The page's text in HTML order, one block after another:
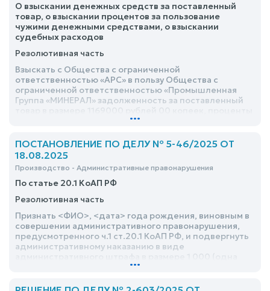
О взыскании денежных средств за поставленный
товар, о взыскании процентов за пользование
чужими денежными средствами, о взыскании
судебных расходов
Резолютивная часть
Взыскать с Общества с ограниченной
ответственностью «АРС» в пользу Общества с
ограниченной ответственностью «Промышленная
Группа «МИНЕРАЛ» задолженность за поставленный
за пользование чужими денежными средствами за
70 копеек, расходы на оплату услуг представителя в
размере 40000 рублей, расходы по оплате
госпошлины в размере 38176 рублей 71 копейка
...
ПОСТАНОВЛЕНИЕ ПО ДЕЛУ № 5-46/2025 ОТ
18.08.2025
Производство - Административные правонарушения
По статье 20.1 КоАП РФ
Резолютивная часть
Признать <ФИО>, <дата> года рождения, виновным в
совершении административного правонарушения,
предусмотренного ч.1 ст.20.1 КоАП РФ, и подвергнуть
административному наказанию в виде
...